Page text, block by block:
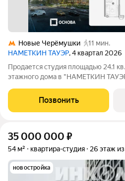
Новые Черёмушки
11 мин.
НАМЕТКИН ТАУЭР, 4 квартал 2026
Продается студия площадью 24.1
этажного дома в "НАМЕТКИН
обслуживанием, располагается в
Западе Москвы. Архитектура от
Позвонить
35 000 000 ₽
54 м² квартира-студия 26 этаж из
новостройка